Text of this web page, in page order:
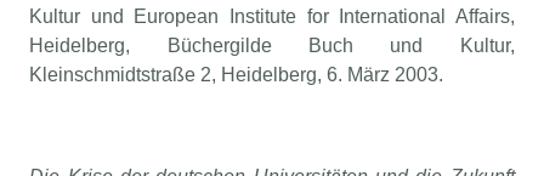
Kultur und European Institute for International Affairs,
Heidelberg, Büchergilde Buch und Kultur,
Kleinschmidtstraße 2, Heidelberg, 6. März 2003.